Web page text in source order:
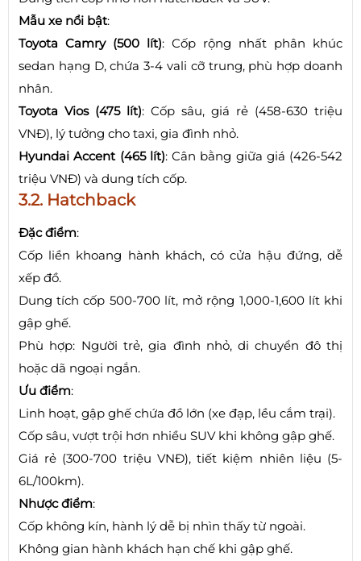
Mẫu xe nổi bật:
Toyota Camry (500 lít): Cốp rộng nhất phân khúc
sedan hạng D, chứa 3-4 vali cỡ trung, phù hợp doanh
nhân.
Toyota Vios (475 lít): Cốp sâu, giá rẻ (458-630 triệu
VNĐ), lý tưởng cho taxi, gia đình nhỏ.
Hyundai Accent (465 lít): Cân bằng giữa giá (426-542
triệu VNĐ) và dung tích cốp.
3.2. Hatchback
Đặc điểm:
Cốp liền khoang hành khách, có cửa hậu đứng, dễ
xếp đồ.
Dung tích cốp 500-700 lít, mở rộng 1,000-1,600 lít khi
gập ghế.
Phù hợp: Người trẻ, gia đình nhỏ, di chuyển đô thị
hoặc dã ngoại ngắn.
Ưu điểm:
Linh hoạt, gập ghế chứa đồ lớn (xe đạp, lều cắm trại).
Cốp sâu, vượt trội hơn nhiều SUV khi không gập ghế.
Giá rẻ (300-700 triệu VNĐ), tiết kiệm nhiên liệu (5-
6L/100km).
Nhược điểm:
Cốp không kín, hành lý dễ bị nhìn thấy từ ngoài.
Không gian hành khách hạn chế khi gập ghế.